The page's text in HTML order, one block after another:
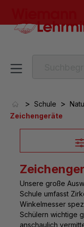
> Schule >
Zeichengeräte
Unsere große
Schule umfasst
Winkelmesser
Schülern wichtige
anschaulich